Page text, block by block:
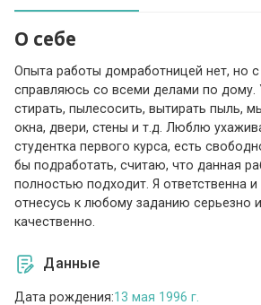
О себе
Опыта работы домработницей нет, но
справляюсь со всеми делами по дому.
стирать, пылесосить, вытирать пыль,
окна, двери, стены и т.д. Люблю
студентка первого курса, есть
бы подработать, считаю, что данная
полностью подходит. Я ответственна и
отнесусь к любому заданию серьезно
качественно.
Данные
Дата рождения:13 мая 1996 г.